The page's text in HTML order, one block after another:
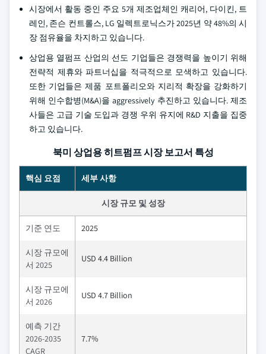
시장에서 활동 중인 주요 5개 제조업체인 캐리어, 다이킨, 트
레인, 존슨 컨트롤스, LG 일렉트로닉스가 2025년 약 48%의 시
장 점유율을 차지하고 있습니다.
상업용 열펌프 산업의 선도 기업들은 경쟁력을 높이기 위해
전략적 제휴와 파트너십을 적극적으로 모색하고 있습니다.
또한 기업들은 제품 포트폴리오와 지리적 확장을 강화하기
위해 인수합병(M&A)을 aggressively 추진하고 있습니다. 제조
사들은 고급 기술 도입과 경쟁 우위 유지에 R&D 지출을 집중
하고 있습니다.
북미 상업용 히트펌프 시장 보고서 특성
핵심 요점 세부 사항
시장 규모 및 성장
기준 연도 2025
시장 규모에
서 2025
USD 4.4 Billion
시장 규모에
서 2026
USD 4.7 Billion
예측 기간
2026-2035
CAGR
7.7%